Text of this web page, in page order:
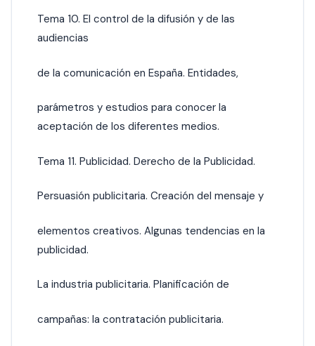
Tema 10. El control de la difusión y de las
audiencias
de la comunicación en España. Entidades,
parámetros y estudios para conocer la
aceptación de los diferentes medios.
Tema 11. Publicidad. Derecho de la Publicidad.
Persuasión publicitaria. Creación del mensaje y
elementos creativos. Algunas tendencias en la
publicidad.
La industria publicitaria. Planificación de
campañas: la contratación publicitaria.